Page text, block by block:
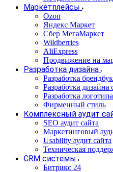
Маркетплейсы
Ozon
Яндекс Маркет
Сбер МегаМаркет
Wildberries
AliExpress
Продвижение на
Разработка дизайна
Разработка
Разработка дизайна
Разработка логотипа
Фирменный стиль
Комплексный аудит
SEO аудит сайта
Маркетинговый
Usability аудит сайта
Техническая
CRM системы
Битрикс 24